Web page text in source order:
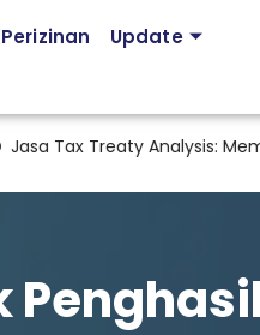
Perizinan Update
Treaty Analysis: